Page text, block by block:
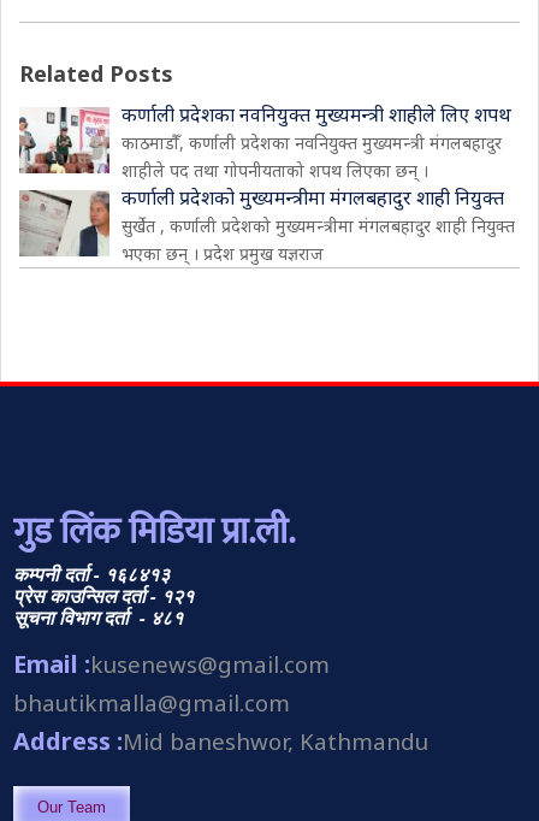
Related Posts
कर्णाली प्रदेशका नवनियुक्त मुख्यमन्त्री शाहीले लिए शपथ
काठमाडौँ, कर्णाली प्रदेशका नवनियुक्त मुख्यमन्त्री मंगलबहादुर
शाहीले पद तथा गोपनीयताको शपथ लिएका छन् ।
कर्णाली प्रदेशको मुख्यमन्त्रीमा मंगलबहादुर शाही नियुक्त
सुर्खेत , कर्णाली प्रदेशको मुख्यमन्त्रीमा मंगलबहादुर शाही नियुक्त
भएका छन् । प्रदेश प्रमुख यज्ञराज
गुड लिंक मिडिया प्रा.ली.
कम्पनी दर्ता - १६८४१३
प्रेस काउन्सिल दर्ता - १२१
सूचना विभाग दर्ता - ४८१
Email :kusenews@gmail.com
bhautikmalla@gmail.com
Address :Mid baneshwor, Kathmandu
Our Team